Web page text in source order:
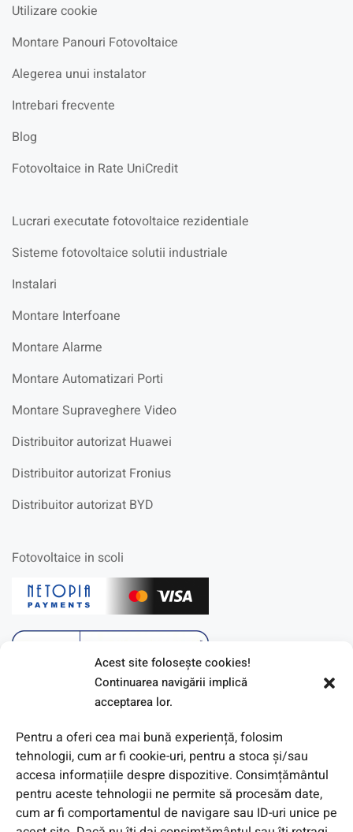
Acest site foloseşte cookies!
Continuarea navigării implică
acceptarea lor.
Pentru a oferi cea mai bună experiență, folosim
tehnologii, cum ar fi cookie-uri, pentru a stoca și/sau
accesa informațiile despre dispozitive. Consimțământul
pentru aceste tehnologii ne permite să procesăm date,
cum ar fi comportamentul de navigare sau ID-uri unice pe
Utilizare cookie
Montare Panouri Fotovoltaice
Alegerea unui instalator
Intrebari frecvente
Blog
Fotovoltaice in Rate UniCredit
Lucrari executate fotovoltaice rezidentiale
Sisteme fotovoltaice solutii industriale
Instalari
Montare Interfoane
Montare Alarme
Montare Automatizari Porti
Montare Supraveghere Video
Distribuitor autorizat Huawei
Distribuitor autorizat Fronius
Distribuitor autorizat BYD
Fotovoltaice in scoli